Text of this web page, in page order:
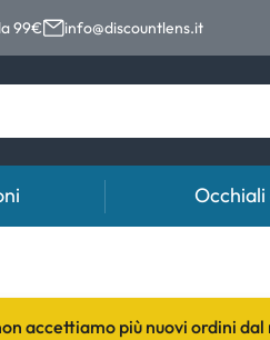
99€ info@discountlens.it
di usura
accettiamo più nuovi ordini